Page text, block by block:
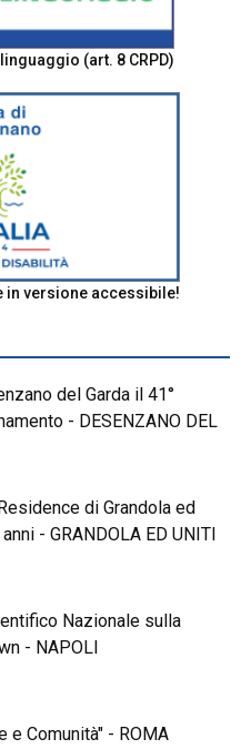
(art. 8 CRPD)
in versione accessibile!
del Garda il 41°
- DESENZANO DEL
di Grandola ed
- GRANDOLA ED UNITI
Nazionale sulla
- NAPOLI
e Comunità" - ROMA